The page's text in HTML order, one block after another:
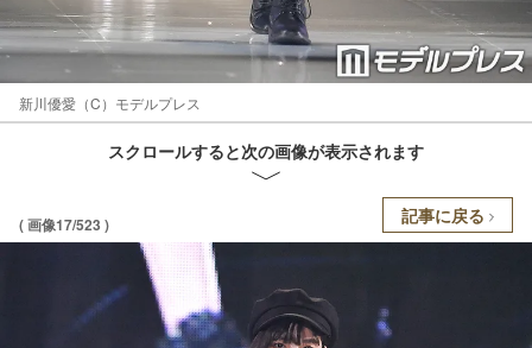
新川優愛（C）モデルプレス
スクロールすると次の画像が表示されます
( 画像17/523 ) 記事に戻る